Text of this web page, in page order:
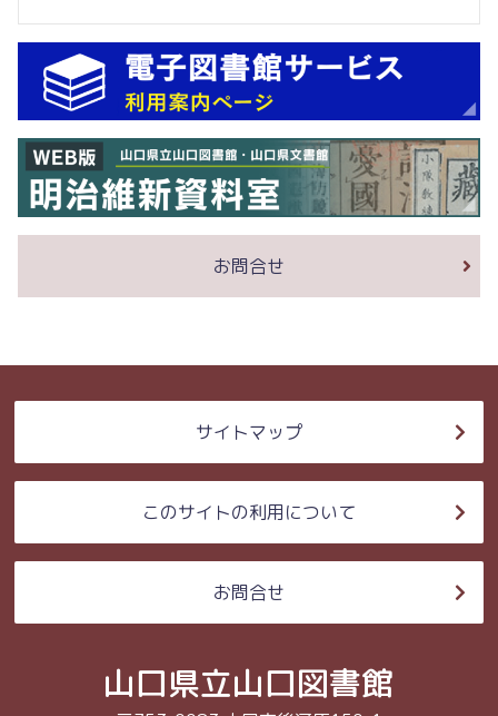
お問合せ
サイトマップ
このサイトの利用について
お問合せ
山口県立山口図書館